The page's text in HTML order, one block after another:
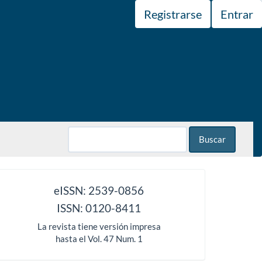
Registrarse Entrar
Buscar
eISSN: 2539-0856
ISSN: 0120-8411
La revista tiene versión impresa
hasta el Vol. 47 Num. 1